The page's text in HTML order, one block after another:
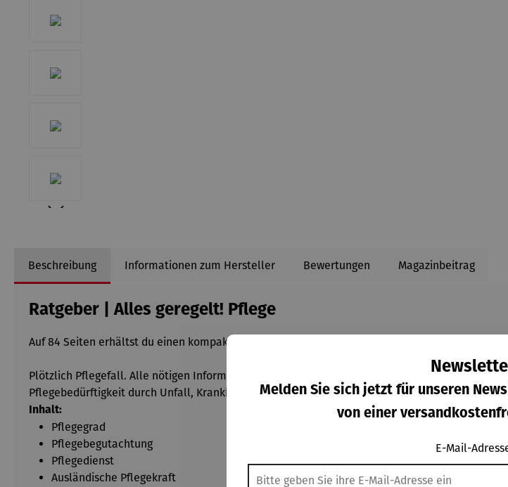
Beschreibung Informationen zum Hersteller Bewertungen Magazinbeitrag
Ratgeber | Alles geregelt! Pflege
Auf 84 Seiten erhältst du einen kompakten und umfassenden Überblick zum Thema
Plötzlich Pflegefall. Alle nötigen Informationen, Anlaufstellen und Dokumente für Pflegende
Pflegebedürftigkeit durch Unfall, Krankheit oder Alter.
Inhalt:
Pflegegrad
Pflegebegutachtung
Pflegedienst
Ausländische Pflegekraft
Melden Sie sich jetzt für unseren
von einer
E-Mail-